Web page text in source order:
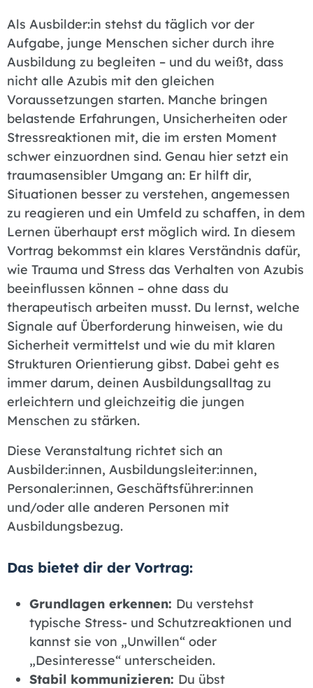
Als Ausbilder:in stehst du täglich vor der
Aufgabe, junge Menschen sicher durch ihre
Ausbildung zu begleiten – und du weißt, dass
nicht alle Azubis mit den gleichen
Voraussetzungen starten. Manche bringen
belastende Erfahrungen, Unsicherheiten oder
Stressreaktionen mit, die im ersten Moment
schwer einzuordnen sind. Genau hier setzt ein
traumasensibler Umgang an: Er hilft dir,
Situationen besser zu verstehen, angemessen
zu reagieren und ein Umfeld zu schaffen, in dem
Lernen überhaupt erst möglich wird. In diesem
Vortrag bekommst ein klares Verständnis dafür,
wie Trauma und Stress das Verhalten von Azubis
beeinflussen können – ohne dass du
therapeutisch arbeiten musst. Du lernst, welche
Signale auf Überforderung hinweisen, wie du
Sicherheit vermittelst und wie du mit klaren
Strukturen Orientierung gibst. Dabei geht es
immer darum, deinen Ausbildungsalltag zu
erleichtern und gleichzeitig die jungen
Menschen zu stärken.
Diese Veranstaltung richtet sich an
Ausbilder:innen, Ausbildungsleiter:innen,
Personaler:innen, Geschäftsführer:innen
und/oder alle anderen Personen mit
Ausbildungsbezug.
Das bietet dir der Vortrag:
Grundlagen erkennen: Du verstehst
typische Stress- und Schutzreaktionen und
kannst sie von „Unwillen“ oder
„Desinteresse“ unterscheiden.
Stabil kommunizieren: Du übst